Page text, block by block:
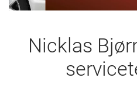
Nicklas